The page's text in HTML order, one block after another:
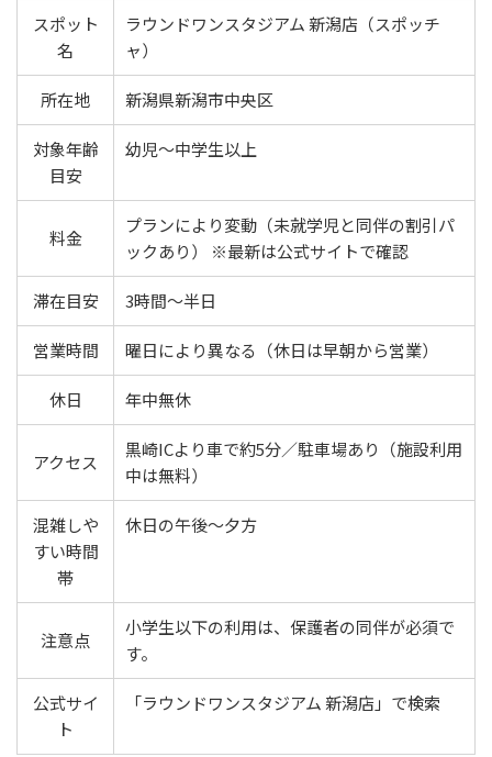
スポット
名
ラウンドワンスタジアム 新潟店（スポッチ
ャ）
所在地 新潟県新潟市中央区
対象年齢
目安
幼児〜中学生以上
料金
プランにより変動（未就学児と同伴の割引パ
ックあり） ※最新は公式サイトで確認
滞在目安 3時間〜半日
営業時間 曜日により異なる（休日は早朝から営業）
休日 年中無休
アクセス
黒崎ICより車で約5分／駐車場あり（施設利用
中は無料）
混雑しや
すい時間
帯
休日の午後〜夕方
注意点
小学生以下の利用は、保護者の同伴が必須で
す。
公式サイ
ト
「ラウンドワンスタジアム 新潟店」で検索